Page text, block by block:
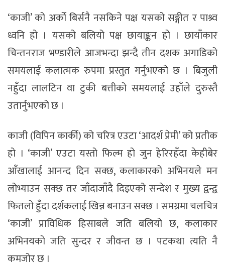
‘काजी’ को अर्को बिर्सनै नसकिने पक्ष यसको सङ्गीत र पाश्र्व
ध्वनि हो । यसको बलियो पक्ष छायाङ्कन हो । छायाँकार
चिन्तनराज भण्डारीले आजभन्दा झन्दै तीन दशक अगाडिको
समयलाई कलात्मक रुपमा प्रस्तुत गर्नुभएको छ । बिजुली
नहुँदा लालटिन वा टुकी बत्तीको समयलाई उहाँले दुरुस्तै
उतार्नुभएको छ ।
काजी (विपिन कार्की) को चरित्र एउटा ‘आदर्श प्रेमी’ को प्रतीक
हो । ‘काजी’ एउटा यस्तो फिल्म हो जुन हेरिरहँदा केहीबेर
आँखालाई आनन्द दिन सक्छ, कलाकारको अभिनयले मन
लोभ्याउन सक्छ तर जाँदाजाँदै दिइएको सन्देश र मुख्य द्वन्द्व
फितलो हुँदा दर्शकलाई खिन्न बनाउन सक्छ । समग्रमा चलचित्र
‘काजी’ प्राविधिक हिसाबले जति बलियो छ, कलाकार
अभिनयको जति सुन्दर र जीवन्त छ । पटकथा त्यति नै
कमजोर छ ।